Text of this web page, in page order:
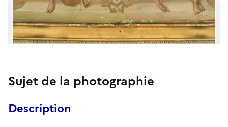
Sujet de la photographie
Description